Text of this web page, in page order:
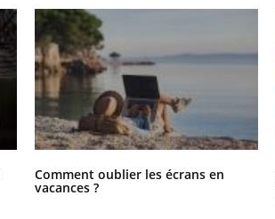
Comment oublier les écrans en
vacances ?